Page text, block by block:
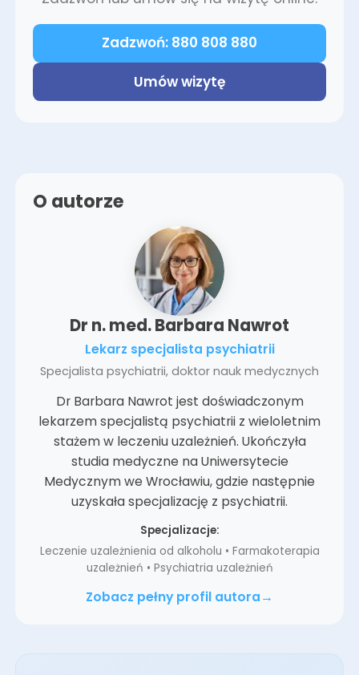
Zadzwoń: 880 808 880
Umów wizytę
O autorze
Dr n. med. Barbara Nawrot
Lekarz specjalista psychiatrii
Specjalista psychiatrii, doktor nauk medycznych
Dr Barbara Nawrot jest doświadczonym
lekarzem specjalistą psychiatrii z wieloletnim
stażem w leczeniu uzależnień. Ukończyła
studia medyczne na Uniwersytecie
Medycznym we Wrocławiu, gdzie następnie
uzyskała specjalizację z psychiatrii.
Specjalizacje:
Leczenie uzależnienia od alkoholu • Farmakoterapia
uzależnień • Psychiatria uzależnień
Zobacz pełny profil autora